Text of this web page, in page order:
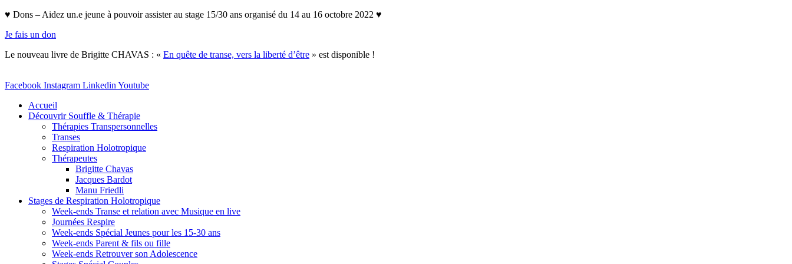
Aller
contenu
♥ Dons – Aidez un.e jeune à pouvoir assister au stage 15/30 ans organisé du 14 au 16 octobre 2022 ♥
Je fais un don
Le nouveau livre de Brigitte CHAVAS : « En quête de transe, vers la liberté d’être » est disponible !
Facebook Instagram Linkedin Youtube
Accueil
Découvrir Souffle & Thérapie
Thérapies Transpersonnelles
Transes
Respiration Holotropique
Thérapeutes
Brigitte Chavas
Jacques Bardot
Manu Friedli
Stages de Respiration Holotropique
Week-ends Transe et relation avec Musique en live
Journées Respire
Week-ends Spécial Jeunes pour les 15-30 ans
Week-ends Parent & fils ou fille
Week-ends Retrouver son Adolescence